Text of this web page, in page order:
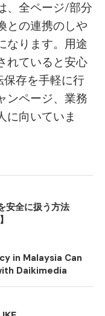
、全ページ/部分
との連携のしや
なります。用途
れていると安心
保存を手軽に行
ンページ、業務
に向いていま
安全に扱う方法
in Malaysia Can
Daikimedia